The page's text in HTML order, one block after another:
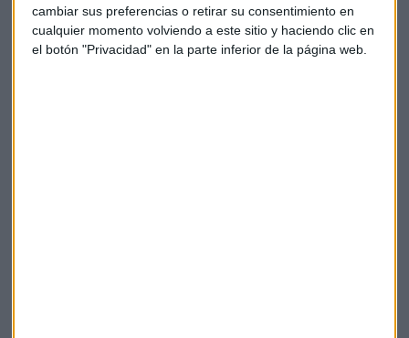
cambiar sus preferencias o retirar su consentimiento en
cualquier momento volviendo a este sitio y haciendo clic en
el botón "Privacidad" en la parte inferior de la página web.
Hora Trading: la meritocracia en medio de la jungla